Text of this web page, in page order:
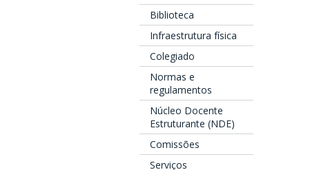
Biblioteca
Infraestrutura física
Colegiado
Normas e
regulamentos
Núcleo Docente
Estruturante (NDE)
Comissões
Serviços